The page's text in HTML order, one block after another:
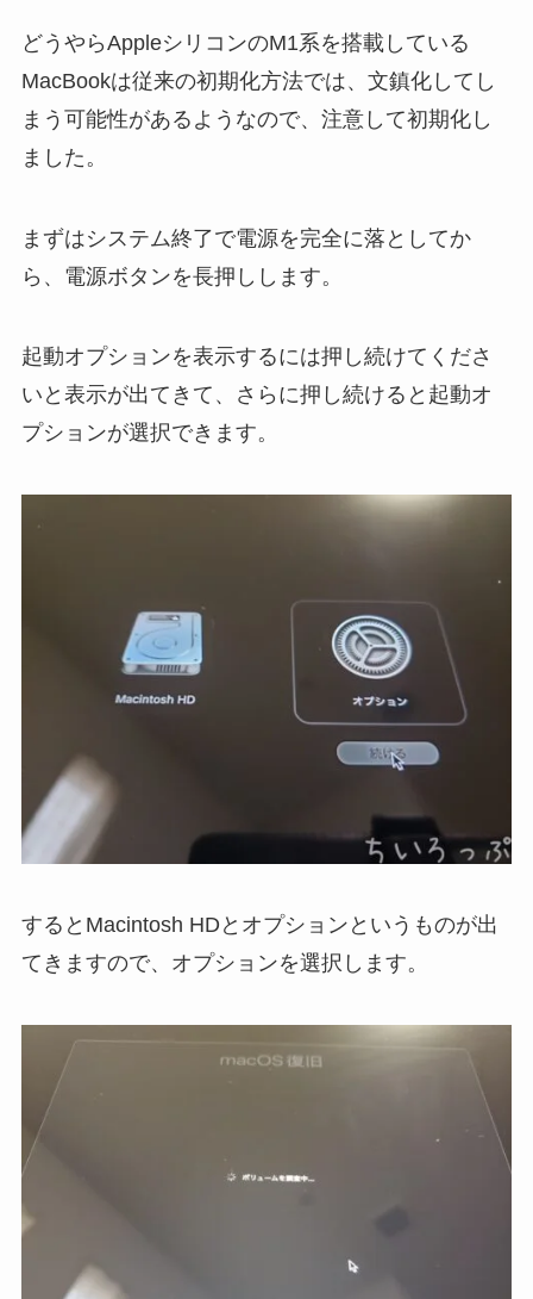
どうやらAppleシリコンのM1系を搭載している
MacBookは従来の初期化方法では、文鎮化してし
まう可能性があるようなので、注意して初期化し
ました。
まずはシステム終了で電源を完全に落としてか
ら、電源ボタンを長押しします。
起動オプションを表示するには押し続けてくださ
いと表示が出てきて、さらに押し続けると起動オ
プションが選択できます。
するとMacintosh HDとオプションというものが出
てきますので、オプションを選択します。